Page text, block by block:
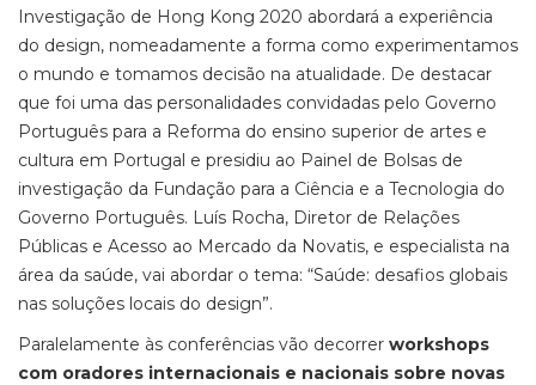
Investigação de Hong Kong 2020 abordará a experiência
do design, nomeadamente a forma como experimentamos
o mundo e tomamos decisão na atualidade. De destacar
que foi uma das personalidades convidadas pelo Governo
Português para a Reforma do ensino superior de artes e
cultura em Portugal e presidiu ao Painel de Bolsas de
investigação da Fundação para a Ciência e a Tecnologia do
Governo Português. Luís Rocha, Diretor de Relações
Públicas e Acesso ao Mercado da Novatis, e especialista na
área da saúde, vai abordar o tema: “Saúde: desafios globais
nas soluções locais do design”.
Paralelamente às conferências vão decorrer workshops
com oradores internacionais e nacionais sobre novas